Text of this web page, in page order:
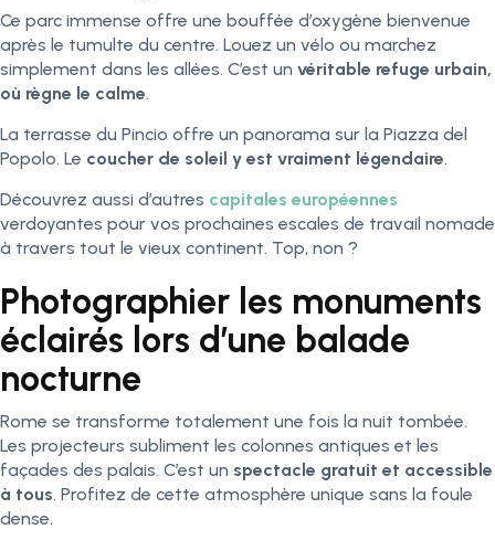
Ce parc immense offre une bouffée d’oxygène bienvenue
après le tumulte du centre. Louez un vélo ou marchez
simplement dans les allées. C’est un véritable refuge urbain,
où règne le calme.
La terrasse du Pincio offre un panorama sur la Piazza del
Popolo. Le coucher de soleil y est vraiment légendaire.
Découvrez aussi d’autres capitales européennes
verdoyantes pour vos prochaines escales de travail nomade
à travers tout le vieux continent. Top, non ?
Photographier les monuments
éclairés lors d’une balade
nocturne
Rome se transforme totalement une fois la nuit tombée.
Les projecteurs subliment les colonnes antiques et les
façades des palais. C’est un spectacle gratuit et accessible
à tous. Profitez de cette atmosphère unique sans la foule
dense.